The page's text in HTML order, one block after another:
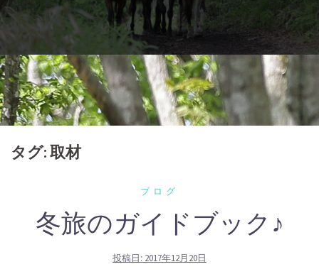
タグ:取材
ブログ
冬旅のガイドブック♪
投稿日: 2017年12月20日